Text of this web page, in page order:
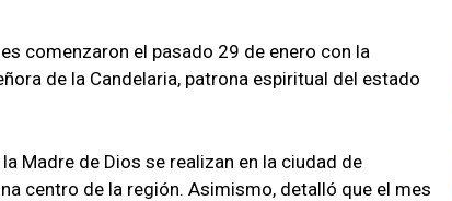
comenzaron el pasado 29 de enero con la
de la Candelaria, patrona espiritual del estado
Madre de Dios se realizan en la ciudad de
centro de la región. Asimismo, detalló que el mes